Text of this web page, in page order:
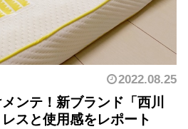
2022.08.25
ンテ！新ブランド「西川
スと使用感をレポート